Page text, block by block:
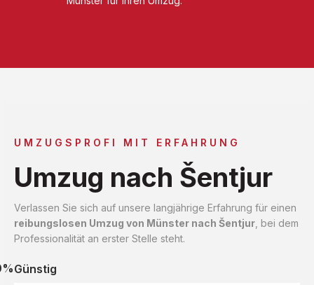
UMZUGSPROFI MIT ERFAHRUNG
Umzug nach Šentjur
Verlassen Sie sich auf unsere langjährige Erfahrung für einen
reibungslosen Umzug von Münster nach Šentjur , bei dem
Professionalität an erster Stelle steht.
Günstig